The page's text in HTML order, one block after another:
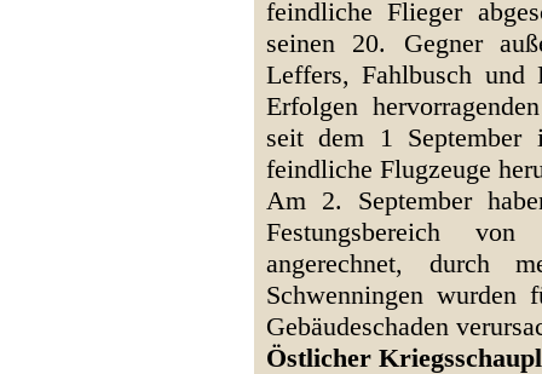
feindliche Flieger
seinen 20. Gegner
Leffers, Fahlbusch und
Erfolgen
seit dem 1 September
feindliche Flugzeuge
Am 2. September
Festungsbereich
angerechnet, durch
Schwenningen wurden
Gebäudeschaden
Östlicher